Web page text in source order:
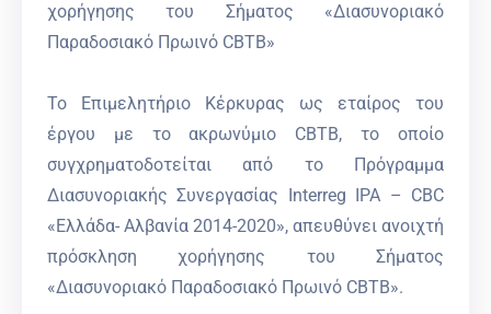
χορήγησης του Σήματος «Διασυνοριακό
Παραδοσιακό Πρωινό CBTB»
Το Επιμελητήριο Κέρκυρας ως εταίρος του
έργου με το ακρωνύμιο CBTB, το οποίο
συγχρηματοδοτείται από το Πρόγραμμα
Διασυνοριακής Συνεργασίας Interreg IPA – CBC
«Ελλάδα- Αλβανία 2014-2020», απευθύνει ανοιχτή
πρόσκληση χορήγησης του Σήματος
«Διασυνοριακό Παραδοσιακό Πρωινό CBTB».